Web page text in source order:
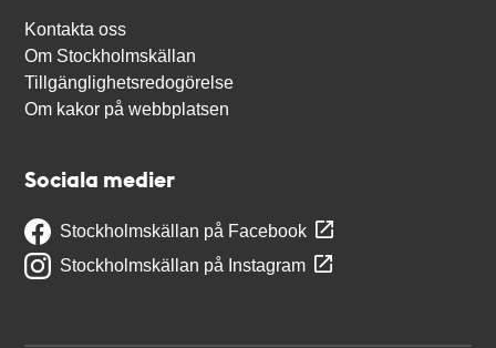
Kontakta oss
Om Stockholmskällan
Tillgänglighetsredogörelse
Om kakor på webbplatsen
Sociala medier
Stockholmskällan på Facebook
Stockholmskällan på Instagram